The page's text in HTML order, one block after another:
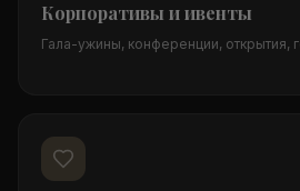
Корпоративы и ивенты
Гала-ужины, конференции, открытия,